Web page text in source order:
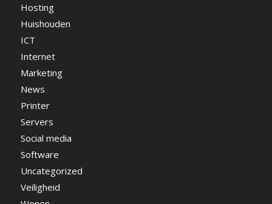
Hosting
Huishouden
ICT
Internet
Marketing
News
Printer
Servers
Social media
Software
Uncategorized
Veiligheid